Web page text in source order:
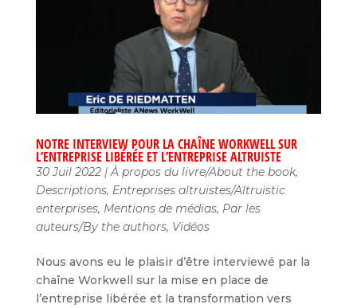
NOTRE INTERVIEW POUR LA CHAÎNE WORKWELL SUR
L’ENTREPRISE LIBÉRÉE ET L’ENTREPRISE ALTRUISTE
30 Juil 2022|À propos du livre/About the book,
Descriptions, Entreprises altruistes/Altruistic
enterprises, Mentions de médias, Par les
auteurs/By the authors, Vidéos
Nous avons eu le plaisir d’être interviewé par la
chaîne Workwell sur la mise en place de
l’entreprise libérée et la transformation vers